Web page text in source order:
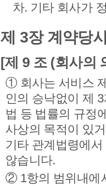
차. 기타 회사가
제 3장 계약당
[제 9 조 (회사의
① 회사는 서비스
인의 승낙없이 제
법 등 법률의 규정
사상의 목적이 있
기타 관계법령에
않습니다.
② 1항의 범위내에